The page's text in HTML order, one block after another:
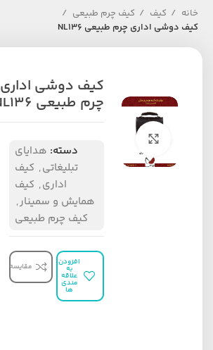
خانه کیف
کیف چرم طبیعی
کیف دوشی اداری چرم طبیعی NL136
کیف دوشی اداری
چرم طبیعی NL136
دسته: هدایای
تبلیغاتی, کیف
اداری, کیف
همایش و سمینار,
کیف چرم طبیعی
افزودن
به
علاقه
مندی
ها
مقایسه